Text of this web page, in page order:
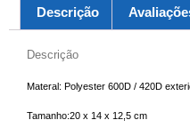
Descrição
Descrição
Materal: Polyester 600D / 420D
Tamanho:20 x 14 x 12,5 cm